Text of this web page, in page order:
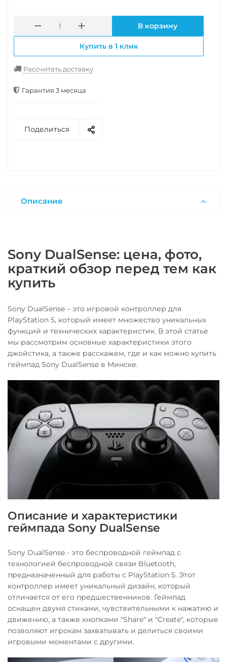
В корзину
Купить в 1 клик
Рассчитать доставку
Гарантия 3 месяца
Поделиться
Описание
Sony DualSense: цена, фото,
краткий обзор перед тем как
купить
Sony DualSense – это игровой контроллер для
PlayStation 5, который имеет множество уникальных
функций и технических характеристик. В этой статье
мы рассмотрим основные характеристики этого
джойстика, а также расскажем, где и как можно купить
геймпад Sony DualSense в Минске.
Описание и характеристики
геймпада Sony DualSense
Sony DualSense - это беспроводной геймпад с
технологией беспроводной связи Bluetooth,
предназначенный для работы с PlayStation 5. Этот
контроллер имеет уникальный дизайн, который
отличается от его предшественников. Геймпад
оснащен двумя стиками, чувствительными к нажатию и
движению, а также кнопками "Share" и "Create", которые
позволяют игрокам захватывать и делиться своими
игровыми моментами с другими.